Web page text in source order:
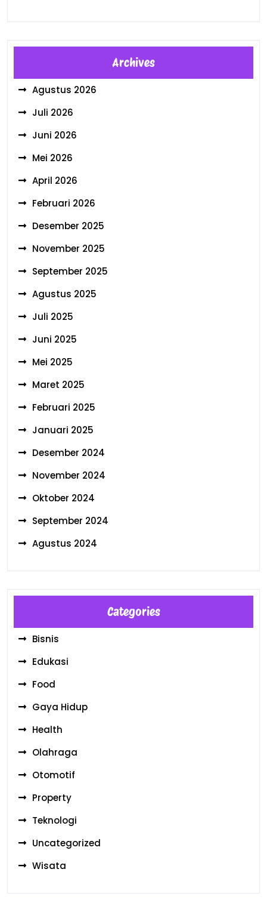
Archives
Agustus 2026
Juli 2026
Juni 2026
Mei 2026
April 2026
Februari 2026
Desember 2025
November 2025
September 2025
Agustus 2025
Juli 2025
Juni 2025
Mei 2025
Maret 2025
Februari 2025
Januari 2025
Desember 2024
November 2024
Oktober 2024
September 2024
Agustus 2024
Categories
Bisnis
Edukasi
Food
Gaya Hidup
Health
Olahraga
Otomotif
Property
Teknologi
Uncategorized
Wisata